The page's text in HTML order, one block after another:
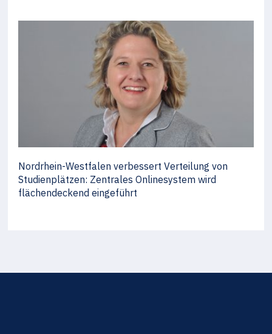
Nordrhein-Westfalen verbessert Verteilung von
Studienplätzen: Zentrales Onlinesystem wird
flächendeckend eingeführt